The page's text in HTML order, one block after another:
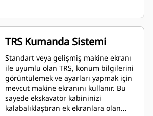
TRS Kumanda Sistemi
Standart veya gelişmiş makine ekranı
ile uyumlu olan TRS, konum bilgilerini
görüntülemek ve ayarları yapmak için
mevcut makine ekranını kullanır. Bu
sayede ekskavatör kabininizi
kalabalıklaştıran ek ekranlara olan